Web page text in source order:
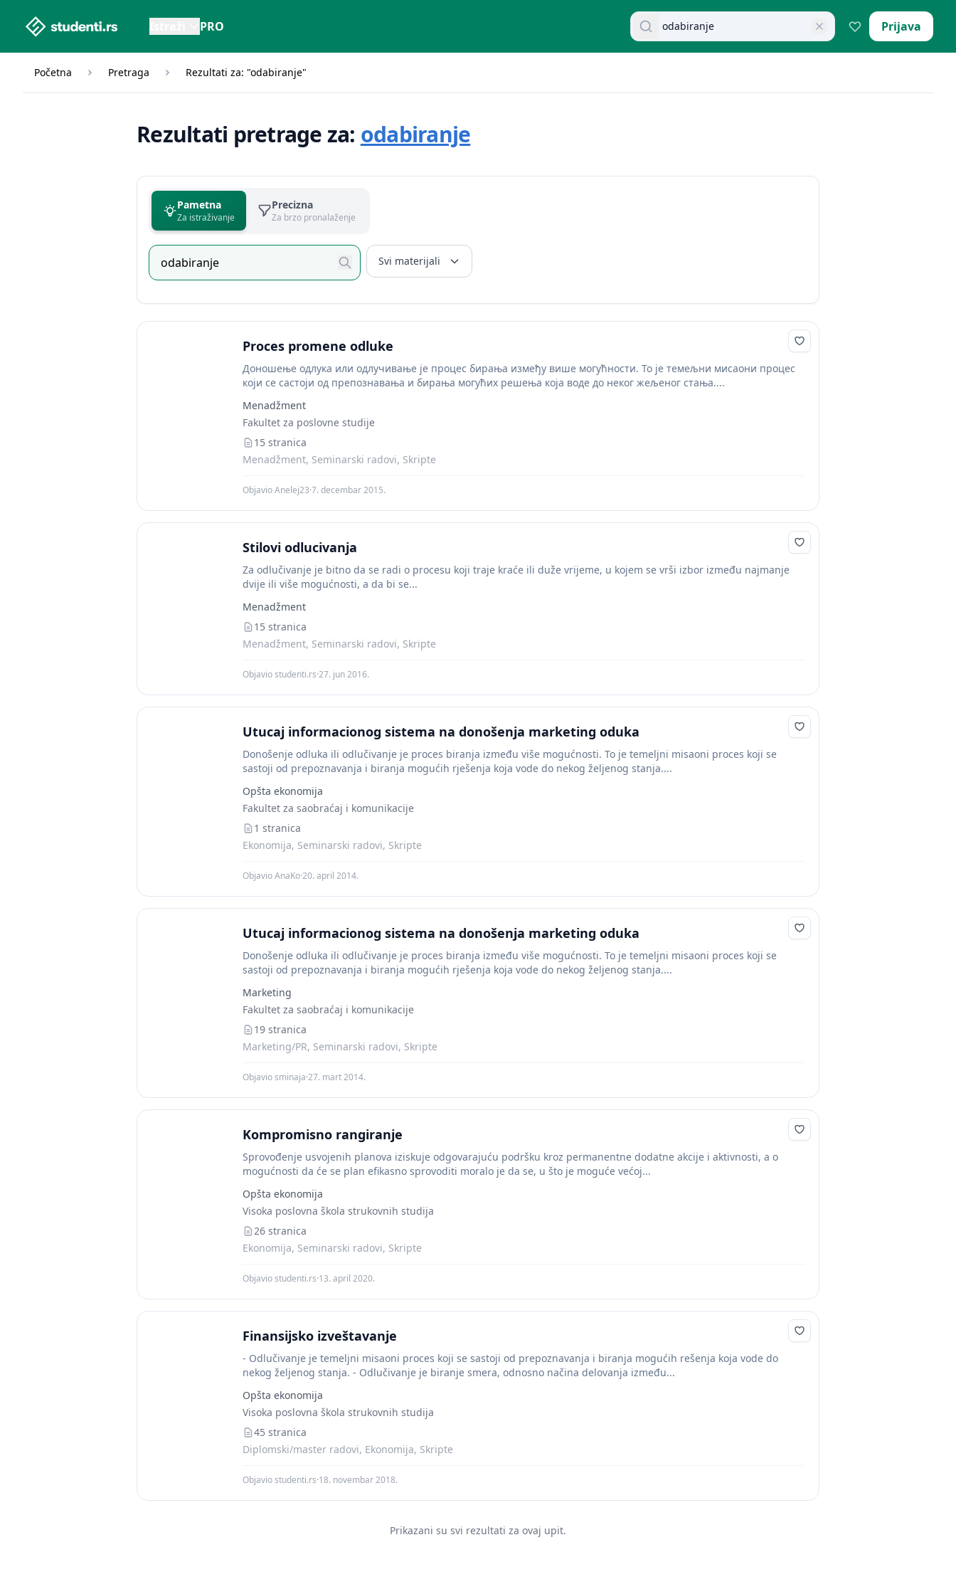
studenti.rs home page PRO Pretraži dokumente Prijava
Početna Pretraga Rezultati za: "odabiranje"
Rezultati pretrage za: odabiranje
Pametna
Za istraživanje
Precizna
Za brzo pronalaženje
Svi materijali
Proces promene odluke
Доношење одлука или одлучивање је процес бирања између више могућности. То је темељни мисаони процес
који се састоји од препознавања и бирања могућих решења која воде до неког жељеног стања....
Menadžment
Fakultet za poslovne studije
15 stranica
Menadžment, Seminarski radovi, Skripte
Objavio Anelej23·7. decembar 2015.
Stilovi odlucivanja
Za odlučivanje je bitno da se radi o procesu koji traje kraće ili duže vrijeme, u kojem se vrši izbor između najmanje
dvije ili više mogućnosti, a da bi se...
Menadžment
15 stranica
Menadžment, Seminarski radovi, Skripte
Objavio studenti.rs·27. jun 2016.
Utucaj informacionog sistema na donošenja marketing oduka
Donošenje odluka ili odlučivanje je proces biranja između više mogućnosti. To je temeljni misaoni proces koji se
sastoji od prepoznavanja i biranja mogućih rješenja koja vode do nekog željenog stanja....
Opšta ekonomija
Fakultet za saobraćaj i komunikacije
1 stranica
Ekonomija, Seminarski radovi, Skripte
Objavio AnaKo·20. april 2014.
Utucaj informacionog sistema na donošenja marketing oduka
Donošenje odluka ili odlučivanje je proces biranja između više mogućnosti. To je temeljni misaoni proces koji se
sastoji od prepoznavanja i biranja mogućih rješenja koja vode do nekog željenog stanja....
Marketing
Fakultet za saobraćaj i komunikacije
19 stranica
Marketing/PR, Seminarski radovi, Skripte
Objavio sminaja·27. mart 2014.
Kompromisno rangiranje
Sprovođenje usvojenih planova iziskuje odgovarajuću podršku kroz permanentne dodatne akcije i aktivnosti, a o
mogućnosti da će se plan efikasno sprovoditi moralo je da se, u što je moguće većoj...
Opšta ekonomija
Visoka poslovna škola strukovnih studija
26 stranica
Ekonomija, Seminarski radovi, Skripte
Objavio studenti.rs·13. april 2020.
Finansijsko izveštavanje
- Odlučivanje je temeljni misaoni proces koji se sastoji od prepoznavanja i biranja mogućih rešenja koja vode do
nekog željenog stanja. - Odlučivanje je biranje smera, odnosno načina delovanja između...
Opšta ekonomija
Visoka poslovna škola strukovnih studija
45 stranica
Diplomski/master radovi, Ekonomija, Skripte
Objavio studenti.rs·18. novembar 2018.
Prikazani su svi rezultati za ovaj upit.